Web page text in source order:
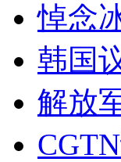
悼念
韩国
解放